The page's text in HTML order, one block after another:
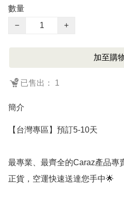
數量
−
+
加至購
已售出： 1
簡介
【台灣專區】預訂5-10天
最專業、最齊全的Caraz產品專
正貨，空運快速送達您手中🌟